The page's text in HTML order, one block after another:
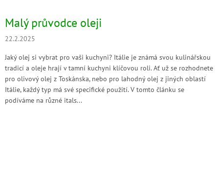
Malý průvodce oleji
22.2.2025
Jaký olej si vybrat pro vaši kuchyni? Itálie je známá svou kulinářskou
tradicí a oleje hrají v tamní kuchyni klíčovou roli. Ať už se rozhodnete
pro olivový olej z Toskánska, nebo pro lahodný olej z jiných oblastí
Itálie, každý typ má své specifické použití. V tomto článku se
podíváme na různé itals...